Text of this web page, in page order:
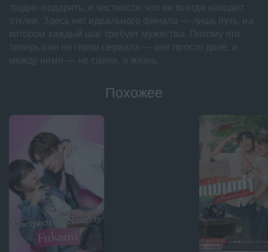
трудно подарить, и честности, что не всегда находит
отклик. Здесь нет идеального финала — лишь путь, на
котором каждый шаг требует мужества. Потому что
теперь они не герои сериала — они просто двое, и
между ними — не сцена, а жизнь.
Похожее